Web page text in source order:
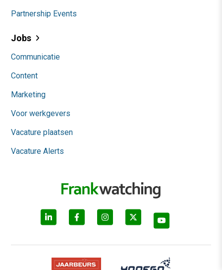
Partnership Events
Jobs
Communicatie
Content
Marketing
Voor werkgevers
Vacature plaatsen
Vacature Alerts